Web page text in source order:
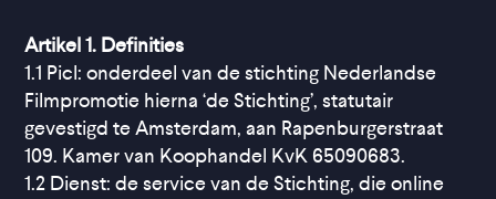
Artikel 1. Definities
1.1 Picl: onderdeel van de stichting Nederlandse
Filmpromotie hierna ‘de Stichting’, statutair
gevestigd te Amsterdam, aan Rapenburgerstraat
109. Kamer van Koophandel KvK 65090683.
1.2 Dienst: de service van de Stichting, die online